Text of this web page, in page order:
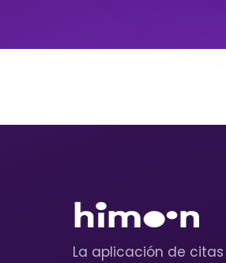
La aplicación de citas